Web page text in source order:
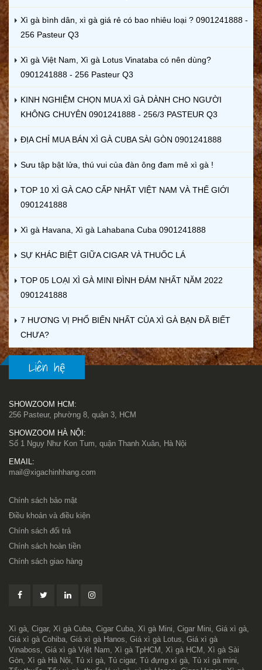
Xì gà bình dân, xì gà giá rẻ có bao nhiêu loại ? 0901241888 -
256 Pasteur Q3
Xì gà Việt Nam, Xì gà Lotus Vinataba có nên dùng?
0901241888 - 256 Pasteur Q3
KINH NGHIỆM CHỌN MUA XÌ GÀ DÀNH CHO NGƯỜI
KHÔNG CHUYÊN 0901241888 - 256/3 PASTEUR Q3
ĐỊA CHỈ MUA BÁN XÌ GÀ CUBA SÀI GÒN 0901241888
Sưu tập bật lửa, thú vui của đàn ông đam mê xì gà !
TOP 10 XÌ GÀ CAO CẤP NHẤT VIỆT NAM VÀ THẾ GIỚI
0901241888
Xì gà Havana, Xì gà Lahabana Cuba 0901241888
SỰ KHÁC BIỆT GIỮA CIGAR VÀ THUỐC LÁ
TOP 05 LOẠI XÌ GÀ MINI ĐÌNH ĐÁM NHẤT NĂM 2022
0901241888
7 HƯƠNG VỊ PHỔ BIẾN NHẤT CỦA XÌ GÀ BẠN ĐÃ BIẾT
CHƯA?
Liên hệ
SHOWZOOM HCM:
256 Pasteur, phường 8, quận 3, HCM
SHOWZOOM HÀ NỘI:
Số 1 Ngụy Như Kon Tum, quận Thanh Xuân, Hà Nội
EMAIL:
mail@xigachinhhang.com
Chính sách bảo mật
Điều khoản và điều kiện
Chính sách đổi trả
Chính sách hoàn tiền
Chính sách giao hàng
Xì gà, Cigar, Xì gà Cuba, Cigar Cuba, Xì gà Mini, Cigar Mini, Giá xì gà,
Giá xì gà Cohiba, Giá xì gà Hanos, Giá xì gà Lotus, Giá xì gà
Vinaboss, Giá xì gà Việt Nam, Xì gà TpHCM, Xì gà HCM, Xì gà Sài
Gòn, Xì gà Hà Nội, Tủ xì gà, Tủ cigar, Tủ đựng xì gà, Tủ xì gà mini,